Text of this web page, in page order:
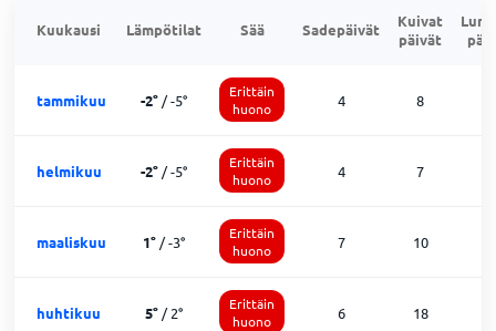
Kuukausi Lämpötilat Sää Sadepäivät
Kuivat
päivät
tammikuu -2° /-5°
Erittäin
huono
4 8
helmikuu -2° /-5°
Erittäin
huono
4 7
maaliskuu 1° /-3°
Erittäin
huono
7 10
huhtikuu 5° /2°
Erittäin
huono
6 18